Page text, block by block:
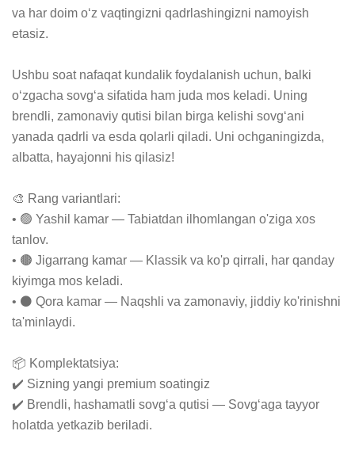
va har doim o‘z vaqtingizni qadrlashingizni namoyish
etasiz.
Ushbu soat nafaqat kundalik foydalanish uchun, balki
o‘zgacha sovg‘a sifatida ham juda mos keladi. Uning
brendli, zamonaviy qutisi bilan birga kelishi sovg‘ani
yanada qadrli va esda qolarli qiladi. Uni ochganingizda,
albatta, hayajonni his qilasiz!
🎨 Rang variantlari:
• 🟢 Yashil kamar — Tabiatdan ilhomlangan o'ziga xos
tanlov.
• 🟤 Jigarrang kamar — Klassik va ko'p qirrali, har qanday
kiyimga mos keladi.
• ⚫ Qora kamar — Naqshli va zamonaviy, jiddiy ko'rinishni
ta'minlaydi.
📦 Komplektatsiya:
✔️ Sizning yangi premium soatingiz
✔️ Brendli, hashamatli sovg‘a qutisi — Sovg‘aga tayyor
holatda yetkazib beriladi.